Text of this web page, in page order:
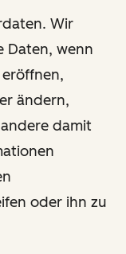
Wir
Daten, wenn
ändern,
damit
oder ihn zu